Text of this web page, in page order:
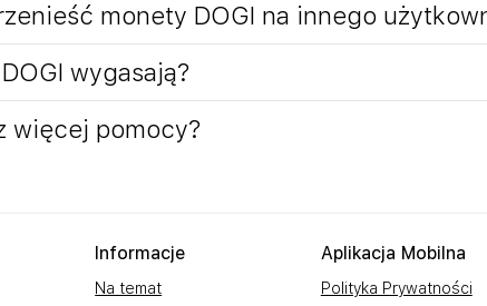
monety DOGI na innego
wygasają?
więcej pomocy?
Informacje
Na temat
Aplikacja Mobilna
Polityka Prywatności